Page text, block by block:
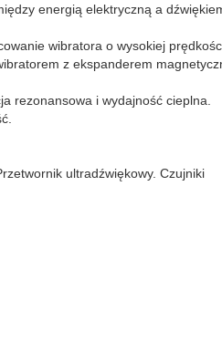
energią elektryczną a
wibratora o wysokiej
z ekspanderem
rezonansowa i wydajność cieplna.
ultradźwiękowy. Czujniki